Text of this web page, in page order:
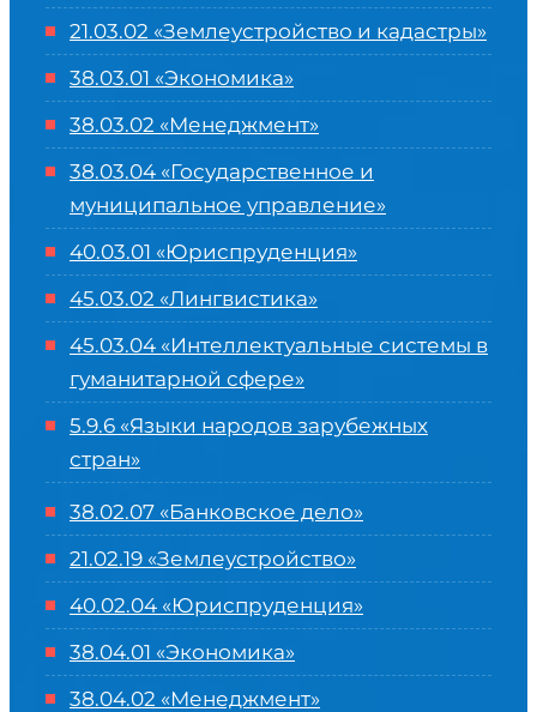
21.03.02 «Землеустройство и кадастры»
38.03.01 «Экономика»
38.03.02 «Менеджмент»
38.03.04 «Государственное и
муниципальное управление»
40.03.01 «Юриспруденция»
45.03.02 «Лингвистика»
45.03.04 «Интеллектуальные системы в
гуманитарной сфере»
5.9.6 «Языки народов зарубежных
стран»
38.02.07 «Банковское дело»
21.02.19 «Землеустройство»
40.02.04 «Юриспруденция»
38.04.01 «Экономика»
38.04.02 «Менеджмент»